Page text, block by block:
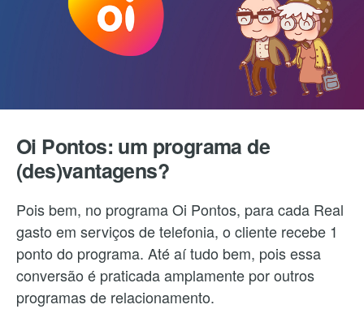
Oi Pontos: um programa de
(des)vantagens?
Pois bem, no programa Oi Pontos, para cada Real
gasto em serviços de telefonia, o cliente recebe 1
ponto do programa. Até aí tudo bem, pois essa
conversão é praticada amplamente por outros
programas de relacionamento.